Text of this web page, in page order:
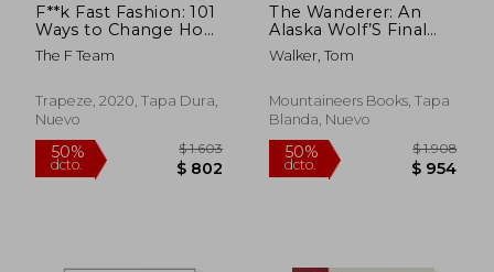
F**k Fast Fashion: 101
Ways to Change How
You Shop and Help
Save the Planet (en
The F Team
Trapeze, 2020, Tapa Dura,
Nuevo
The Wanderer: An
Alaska Wolf’S Final
Journey (en Inglés)
Walker, Tom
Mountaineers Books, Tapa
Blanda, Nuevo